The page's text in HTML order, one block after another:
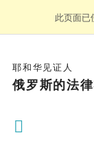
此页面已
耶和华见证人
俄罗斯的法